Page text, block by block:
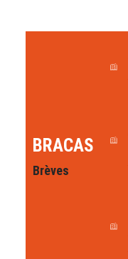
BRACAS
Brèves